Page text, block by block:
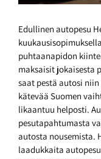
Edullinen autopesu
puhtaanapidon
maksaisit jokaisesta
saat pestä autosi
kätevää Suomen
likaantuu helposti.
pesutapahtumasta
autosta nousemista.
laadukkaita